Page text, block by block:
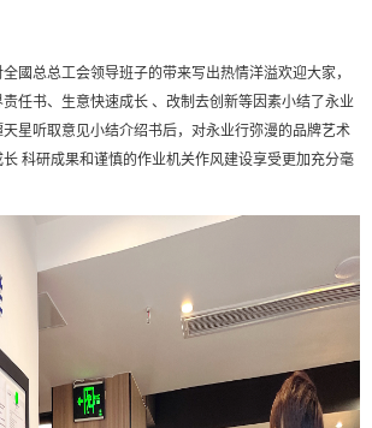
國总总工会领导班子的带来写出热情洋溢欢迎大家，
任书、生意快速成长 、改制去创新等因素小结了永业
星听取意见小结介绍书后，对永业行弥漫的品牌艺术
科研成果和谨慎的作业机关作风建设享受更加充分毫